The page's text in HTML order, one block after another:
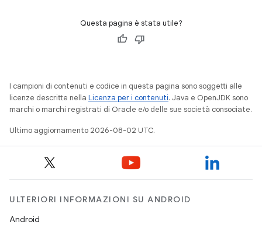
Questa pagina è stata utile?
I campioni di contenuti e codice in questa pagina sono soggetti alle
licenze descritte nella Licenza per i contenuti. Java e OpenJDK sono
marchi o marchi registrati di Oracle e/o delle sue società consociate.
Ultimo aggiornamento 2026-08-02 UTC.
ULTERIORI INFORMAZIONI SU ANDROID
Android